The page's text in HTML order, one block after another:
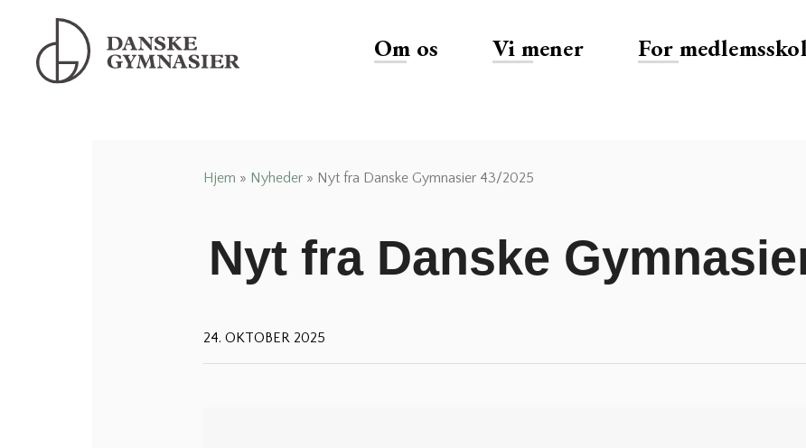
Om os Vi mener For
Hjem » Nyheder» Nyt fra Danske Gymnasier 43/2025
Nyt fra Danske
24. OKTOBER 2025